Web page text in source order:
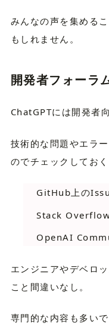
みんなの声を集める
もしれません。
開発者フォーラ
ChatGPTには開発者
技術的な問題やエラ
のでチェックしておく
GitHub上の
Stack
OpenAI
エンジニアやデベロ
こと間違いなし。
専門的な内容も多い